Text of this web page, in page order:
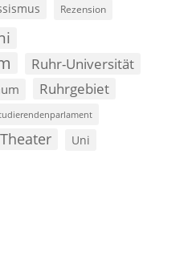
Rezension
Ruhr-Universität
Ruhrgebiet
Theater Uni